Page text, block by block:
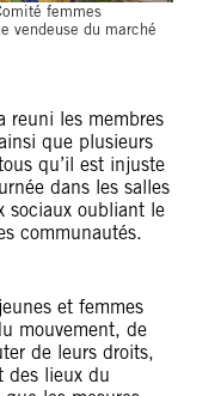
femmes
vendeuse du marché
reuni les membres
que plusieurs
qu’il est injuste
dans les salles
sociaux oubliant le
communautés.
et femmes
mouvement, de
de leurs droits,
des lieux du